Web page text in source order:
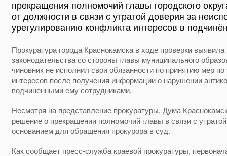
прекращения полномочий главы городского
от должности в связи с утратой доверия за
урегулированию конфликта интересов в
Прокуратура города Краснокамска в ходе проверки
законодательства со стороны главы муниципального
чиновник не исполнил свои обязанности по принятию мер
интересов после получения информации о нарушении
подчиненными ему сотрудниками.
Несмотря на представление прокуратуры, Дума
решение о прекращении полномочий главы в связи с
основанием для обращения прокурора в суд.
Как сообщает пресс-служба краевой прокуратуры,